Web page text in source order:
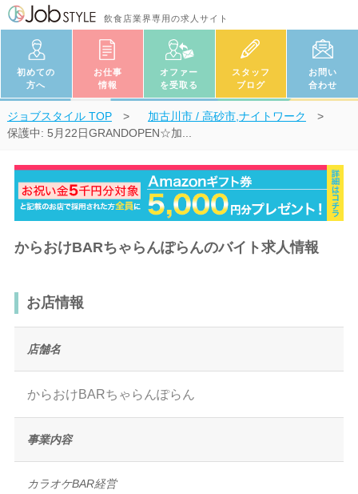
飲食店業界専用の求人サイト
初めての
方へ
お仕事
情報
オファー
を受取る
スタッフ
ブログ
お問い
合わせ
ジョブスタイルTOP
加古川市 / 高砂市,ナイトワーク
保護中: 5月22日GRANDOPEN☆加...
からおけBARちゃらんぽらんのバイト求人情報
お店情報
店舗名
からおけBARちゃらんぽらん
事業内容
カラオケBAR経営